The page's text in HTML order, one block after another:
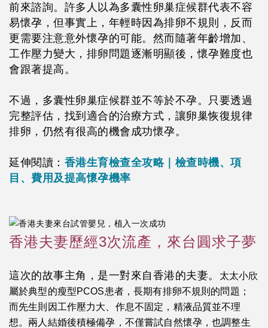
前來諮詢。許多人以為多囊性卵巢症候群代表不容
易懷孕，但事實上，年輕時因為排卵不規則，反而
更需要注意意外懷孕的可能。然而隨著年齡增加、
工作壓力變大，排卵問題逐漸明顯後，懷孕難度也
會跟著提高。
不過，多囊性卵巢症候群並不等於不孕。只要透過
完整評估，找到適合的治療方式，讓卵巢恢復規律
排卵，仍然有很高的機會成功懷孕。
延伸閱讀： 香港生育檢查全攻略｜檢查時機、項
目、費用及提高懷孕機率
香港夫妻歷經3次流產，來台圓求子夢
這次的故事主角，是一對來自香港的夫妻。
太太小欣
屬於典型的瘦型PCOS患者，長期有排卵不規則的問題；
而先生則因工作壓力大、作息不固定，精液品質並不理
想。兩人結婚後積極備孕，不僅嘗試自然懷孕，也調整生